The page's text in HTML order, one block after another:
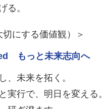
る。
切にする価値観）＞
もっと未来志向へ
、未来を拓く。
実行で、明日を変える。